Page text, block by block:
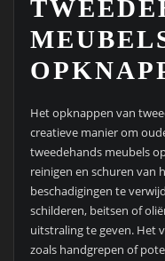
Het opknappen van
creatieve manier om
tweedehands meubels
reinigen en schuren van
beschadigingen te
schilderen, beitsen of
uitstraling te geven. Het
zoals handgrepen of